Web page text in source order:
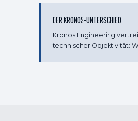
DER KRONOS-UNTERSCHIED
Kronos Engineering
technischer Objektivität: